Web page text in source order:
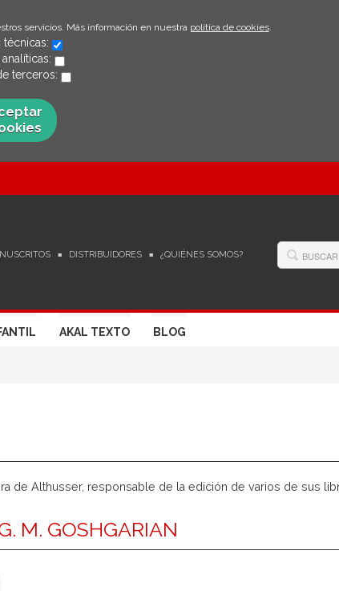
servicios. Más información en nuestra política de cookies.
técnicas:
terceros:
DISTRIBUIDORES ¿QUIÉNES SOMOS?
AKAL TEXTO BLOG
de Althusser, responsable de la edición de varios de sus
M. GOSHGARIAN